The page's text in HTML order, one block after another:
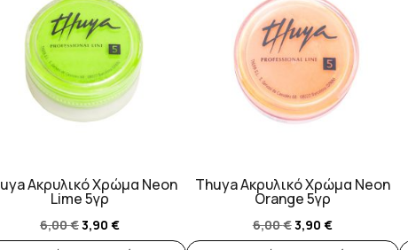
Ακρυλικό Χρώμα Neon
Lime 5γρ
6,00€Original
price
3,90 €Η
τρέχουσα
Thuya Ακρυλικό Χρώμα Neon
Orange 5γρ
6,00€Original
price
3,90 €Η
τρέχουσα